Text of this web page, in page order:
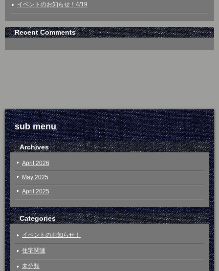
イベントのお知らせ！4/19
Recent Comments
sub menu
Archives
April 2026
May 2025
April 2025
Categories
イベントのお知らせ！
住宅関連
未分類